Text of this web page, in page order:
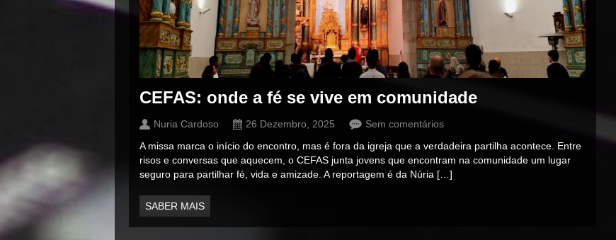
CEFAS: onde a fé se vive em comunidade
Nuria Cardoso 26 Dezembro, 2025
Sem comentários
A missa marca o início do encontro, mas é fora da igreja que a verdadeira partilha acontece. Entre
risos e conversas que aquecem, o CEFAS junta jovens que encontram na comunidade um lugar
seguro para partilhar fé, vida e amizade. A reportagem é da Núria […]
SABER MAIS